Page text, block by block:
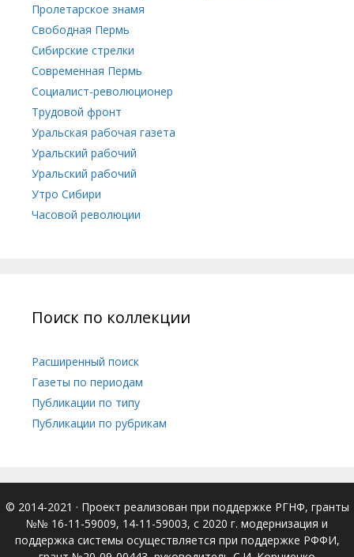
Пролетарское знамя
Свободная Пермь
Сибирские стрелки
Современная Пермь
Социалист-революционер
Трудовой фронт
Уральская рабочая газета
Уральский рабочий
Уральский рабочий
Утро Сибири
Часовой революции
Поиск по коллекции
Расширенный поиск
Газеты по периодам
Публикации по типу
Публикации по рубрикам
© 2014-2021 · Проект реализован при поддержке РГНФ, гранты
№№ 16-11-59009, 14-11-59003, с 2020 г. модернизация и
поддержка системы осуществляется при поддержке РФФИ,